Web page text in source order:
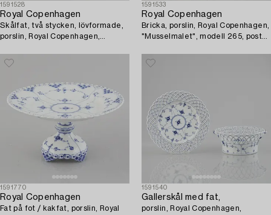
1591528
Royal Copenhagen
Skålfat, två stycken, lövformade,
porslin, Royal Copenhagen,
145, 1898-1923.
1591533
Royal Copenhagen
Bricka, porslin, Royal Copenhagen,
"Musselmalet", modell 265, post
1591770
Royal Copenhagen
Fat på fot / kakfat, porslin, Royal
1591540
Gallerskål med fat,
porslin, Royal Copenhagen,